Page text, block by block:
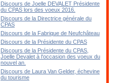
Discours de Joelle DEVALET Présidente
du CPAS lors des voeux 2016.
Discours de la Directrice générale du
CPAS
Discours de la Fabrique de Neufchâteau
Discours de la Présidente du CPAS
Discours de la Présidente du CPAS,
Joelle Devalet à l'occasion des voeux du
nouvel an.
Discours de Laura Van Gelder, échevine
du tourisme